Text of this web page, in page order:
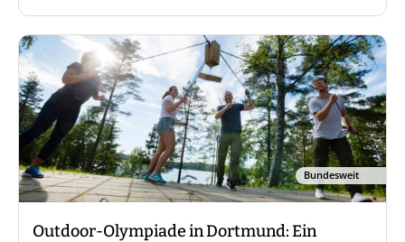
Bundesweit
Outdoor-Olympiade in Dortmund: Ein